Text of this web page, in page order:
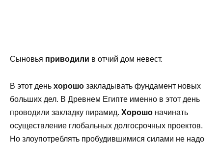
Сыновья приводили в отчий дом невест.
В этот день хорошо закладывать фундамент новых
больших дел. В Древнем Египте именно в этот день
проводили закладку пирамид. Хорошо начинать
осуществление глобальных долгосрочных проектов.
Но злоупотреблять пробудившимися силами не надо